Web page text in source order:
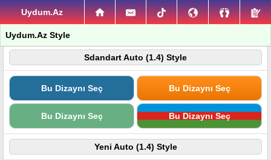
Uydum.Az
Uydum.Az Style
Sdandart Auto (1.4) Style
Bu Dizaynı Seç Bu Dizaynı Seç
Bu Dizaynı Seç Bu Dizaynı Seç
Yeni Auto (1.4) Style